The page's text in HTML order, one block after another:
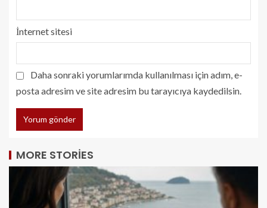
İnternet sitesi
Daha sonraki yorumlarımda kullanılması için adım, e-
posta adresim ve site adresim bu tarayıcıya kaydedilsin.
MORE STORIES